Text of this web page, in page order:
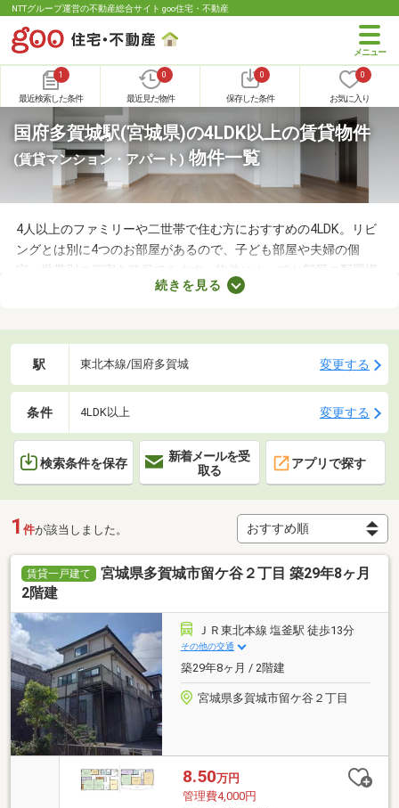
NTTグループ運営の不動産総合サイト goo住宅・不動産
1
最近検索した条件
0
最近見た物件
0
保存した条件
0
お気に入り
国府多賀城駅(宮城県)の4LDK以上の賃貸物件
(賃貸マンション・アパート) 物件一覧
4人以上のファミリーや二世帯で住む方におすすめの4LDK。リビ
ングとは別に4つのお部屋があるので、子ども部屋や夫婦の個
室、世帯別の個室を確保できます。物件によってお部屋の配置場
所が異なるので、内見前に間取りをチェックすることがおすすめ
します。
続きを見る
駅 東北本線/国府多賀城 変更する
条件 4LDK以上 変更する
検索条件を保存
新着メールを受
取る
アプリで探す
1 件が該当しました。
賃貸一戸建て
宮城県多賀城市留ケ谷２丁目 築29年8ヶ月
2階建
ＪＲ東北本線 塩釜駅 徒歩13分
その他の交通
築29年8ヶ月 / 2階建
宮城県多賀城市留ケ谷２丁目
8.50万円
管理費4,000円